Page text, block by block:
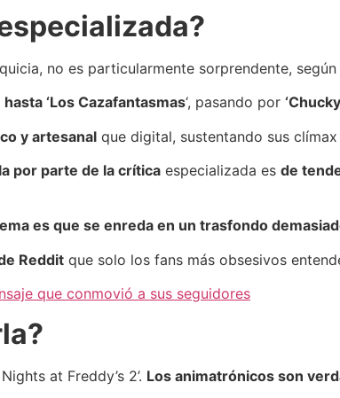
no es particularmente sorprendente,
‘Los Cazafantasmas‘, pasando por
y artesanal que digital, sustentando sus
por parte de la crítica especializada es de
es que se enreda en un trasfondo
Reddit que solo los fans más obsesivos
que conmovió a sus seguidores
at Freddy’s 2’. Los animatrónicos son